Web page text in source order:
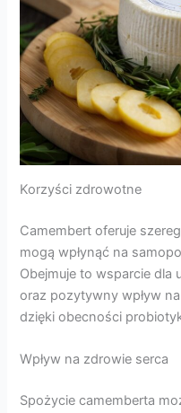
Korzyści zdrowotne
Camembert oferuje
mogą wpłynąć na
Obejmuje to wsparcie dla
oraz pozytywny wpływ
dzięki obecności
Wpływ na zdrowie serca
Spożycie camemberta